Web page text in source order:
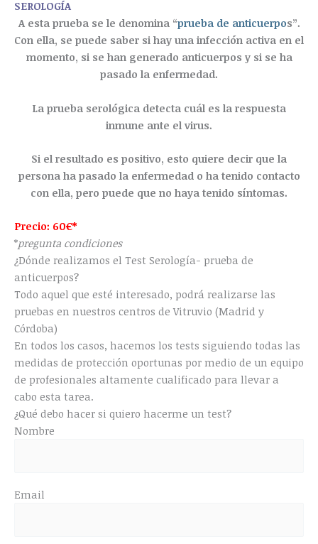
SEROLOGÍA
A esta prueba se le denomina “prueba de anticuerpos”.
Con ella, se puede saber si hay una infección activa en el
momento, si se han generado anticuerpos y si se ha
pasado la enfermedad.
La prueba serológica detecta cuál es la respuesta
inmune ante el virus.
Si el resultado es positivo, esto quiere decir que la
persona ha pasado la enfermedad o ha tenido contacto
con ella, pero puede que no haya tenido síntomas.
Precio: 60€*
*pregunta condiciones
¿Dónde realizamos el Test Serología- prueba de
anticuerpos?
Todo aquel que esté interesado, podrá realizarse las
pruebas en nuestros centros de Vitruvio (Madrid y
Córdoba)
En todos los casos, hacemos los tests siguiendo todas las
medidas de protección oportunas por medio de un equipo
de profesionales altamente cualificado para llevar a
cabo esta tarea.
¿Qué debo hacer si quiero hacerme un test?
Nombre
Email